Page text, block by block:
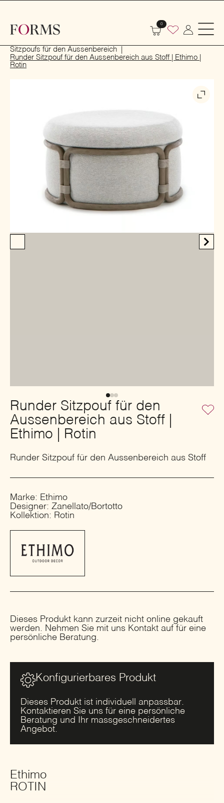
0
Sitzpoufs für den Aussenbereich
Runder Sitzpouf für den Aussenbereich aus Stoff | Ethimo |
Rotin
Runder Sitzpouf für den
Aussenbereich aus Stoff |
Ethimo | Rotin
Runder Sitzpouf für den Aussenbereich aus Stoff
Marke: Ethimo
Designer: Zanellato/Bortotto
Kollektion: Rotin
Dieses Produkt kann zurzeit nicht online gekauft
werden. Nehmen Sie mit uns Kontakt auf für eine
persönliche Beratung.
Konfigurierbares Produkt
Dieses Produkt ist individuell anpassbar.
Kontaktieren Sie uns für eine persönliche
Beratung und Ihr massgeschneidertes
Angebot.
Ethimo
ROTIN